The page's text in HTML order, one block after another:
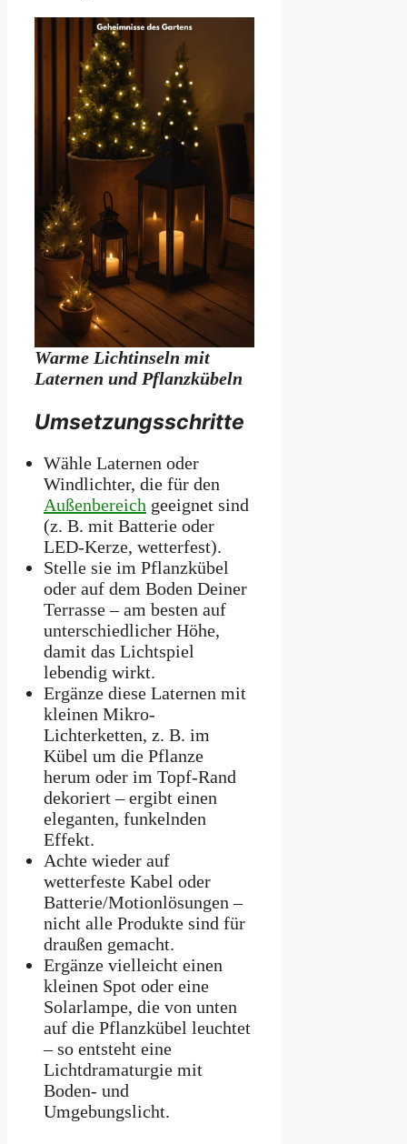
Warme Lichtinseln mit
Laternen und Pflanzkübeln
Umsetzungsschritte
Wähle Laternen oder
Windlichter, die für den
Außenbereich geeignet sind
(z. B. mit Batterie oder
LED-Kerze, wetterfest).
Stelle sie im Pflanzkübel
oder auf dem Boden Deiner
Terrasse – am besten auf
unterschiedlicher Höhe,
damit das Lichtspiel
lebendig wirkt.
Ergänze diese Laternen mit
kleinen Mikro-
Lichterketten, z. B. im
Kübel um die Pflanze
herum oder im Topf-Rand
dekoriert – ergibt einen
eleganten, funkelnden
Effekt.
Achte wieder auf
wetterfeste Kabel oder
Batterie/Motionlösungen –
nicht alle Produkte sind für
draußen gemacht.
Ergänze vielleicht einen
kleinen Spot oder eine
Solarlampe, die von unten
auf die Pflanzkübel leuchtet
– so entsteht eine
Lichtdramaturgie mit
Boden- und
Umgebungslicht.